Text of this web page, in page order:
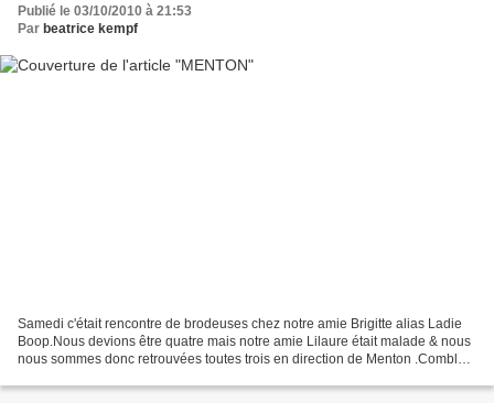
Publié le 03/10/2010 à 21:53
Par beatrice kempf
Samedi c'était rencontre de brodeuses chez notre amie Brigitte alias Ladie
Boop.Nous devions être quatre mais notre amie Lilaure était malade & nous
nous sommes donc retrouvées toutes trois en direction de Menton .Comble